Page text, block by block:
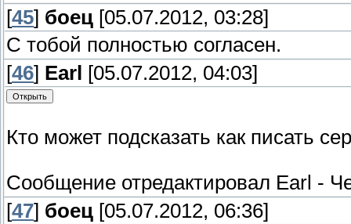
[45] боец [05.07.2012, 03:28]
С тобой полностью согласен.
[46] Earl [05.07.2012, 04:03]
Кто может подсказать как писать
Сообщение отредактировал Earl -
[47] боец [05.07.2012, 06:36]